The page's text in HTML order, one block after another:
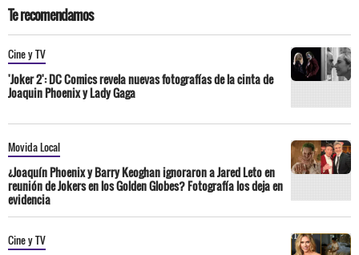
Te recomendamos
Cine y TV
'Joker 2': DC Comics revela nuevas fotografías de la cinta de
Joaquin Phoenix y Lady Gaga
Movida Local
¿Joaquín Phoenix y Barry Keoghan ignoraron a Jared Leto en
reunión de Jokers en los Golden Globes? Fotografía los deja en
evidencia
Cine y TV